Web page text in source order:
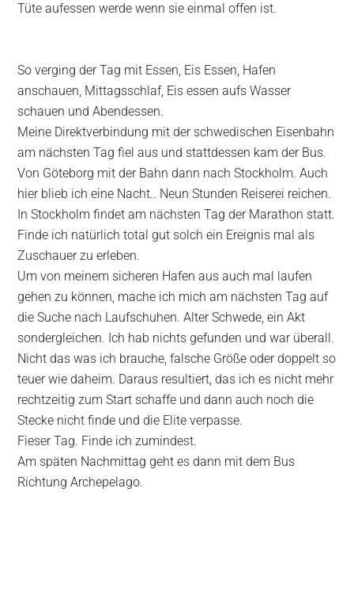
Tüte aufessen werde wenn sie einmal offen ist.
So verging der Tag mit Essen, Eis Essen, Hafen
anschauen, Mittagsschlaf, Eis essen aufs Wasser
schauen und Abendessen.
Meine Direktverbindung mit der schwedischen Eisenbahn
am nächsten Tag fiel aus und stattdessen kam der Bus.
Von Göteborg mit der Bahn dann nach Stockholm. Auch
hier blieb ich eine Nacht.. Neun Stunden Reiserei reichen.
In Stockholm findet am nächsten Tag der Marathon statt.
Finde ich natürlich total gut solch ein Ereignis mal als
Zuschauer zu erleben.
Um von meinem sicheren Hafen aus auch mal laufen
gehen zu können, mache ich mich am nächsten Tag auf
die Suche nach Laufschuhen. Alter Schwede, ein Akt
sondergleichen. Ich hab nichts gefunden und war überall.
Nicht das was ich brauche, falsche Größe oder doppelt so
teuer wie daheim. Daraus resultiert, das ich es nicht mehr
rechtzeitig zum Start schaffe und dann auch noch die
Stecke nicht finde und die Elite verpasse.
Fieser Tag. Finde ich zumindest.
Am späten Nachmittag geht es dann mit dem Bus
Richtung Archepelago.